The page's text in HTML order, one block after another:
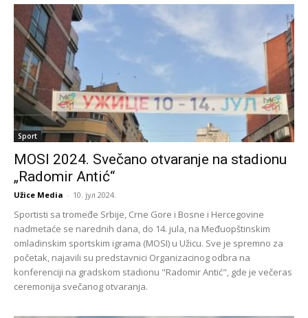
Sport
MOSI 2024. Svečano otvaranje na stadionu
„Radomir Antić“
Užice Media - 10. јул 2024.
Sportisti sa tromeđe Srbije, Crne Gore i Bosne i Hercegovine
nadmetaće se narednih dana, do 14. jula, na Međuopštinskim
omladinskim sportskim igrama (MOSI) u Užicu. Sve je spremno za
početak, najavili su predstavnici Organizacinog odbra na
konferenciji na gradskom stadionu "Radomir Antić", gde je večeras
ceremonija svečanog otvaranja.